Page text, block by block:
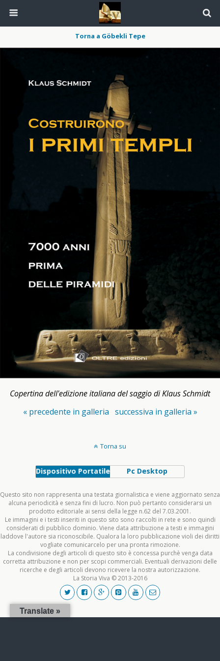
Torna a Göbekli Tepe
Copertina dell'edizione italiana del saggio di Klaus Schmidt
« precedente in galleria successiva in galleria »
Torna su
Dispositivo Portatile Pc Desktop
Questo sito non rappresenta una testata giornalistica e viene aggiornato senza
alcuna periodicità e senza fini di lucro. Non può pertanto considerarsi un
prodotto editoriale ai sensi della legge n.62 del 7.03.2001.
Le immagini e i testi inseriti in questo sito sono raccolti in rete e sono quindi
considerati di pubblico dominio. Viene data attribuzione a testi e immagini
laddove l'autore sia riconoscibile. Qualora la loro pubblicazione violi dei diritti
vogliate comunicarcelo per una pronta rimozione.
La condivisione degli articoli di questo sito è concessa purchè venga data
corretta attribuzione e non per scopi commerciali. Eventuali derivazioni delle
ricerche e degli articoli devono ricevere la nostra autorizzazione.
La Storia Viva © 2013-2016
Translate »